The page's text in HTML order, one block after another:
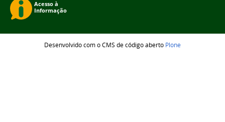
Desenvolvido com o CMS de código aberto Plone